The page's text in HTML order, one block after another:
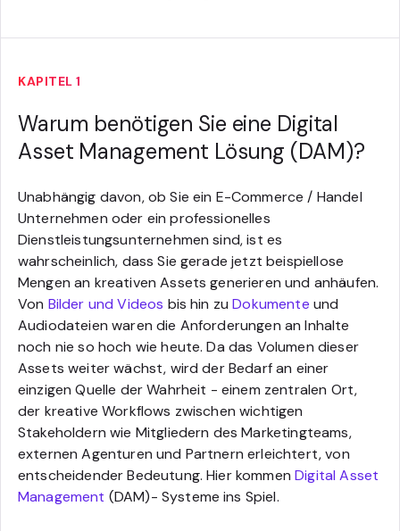
KAPITEL 1
Warum benötigen Sie eine Digital
Asset Management Lösung (DAM)?
Unabhängig davon, ob Sie ein E-Commerce / Handel
Unternehmen oder ein professionelles
Dienstleistungsunternehmen sind, ist es
wahrscheinlich, dass Sie gerade jetzt beispiellose
Mengen an kreativen Assets generieren und anhäufen.
Von Bilder und Videos bis hin zuDokumente und
Audiodateien waren die Anforderungen an Inhalte
noch nie so hoch wie heute. Da das Volumen dieser
Assets weiter wächst, wird der Bedarf an einer
einzigen Quelle der Wahrheit - einem zentralen Ort,
der kreative Workflows zwischen wichtigen
Stakeholdern wie Mitgliedern des Marketingteams,
externen Agenturen und Partnern erleichtert, von
entscheidender Bedeutung. Hier kommenDigital Asset
Management (DAM)- Systeme ins Spiel.